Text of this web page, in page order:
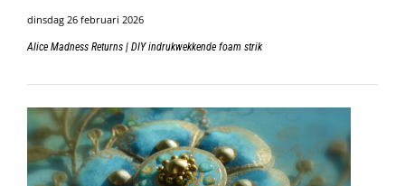
dinsdag 26 februari 2026
Alice Madness Returns | DIY indrukwekkende foam strik